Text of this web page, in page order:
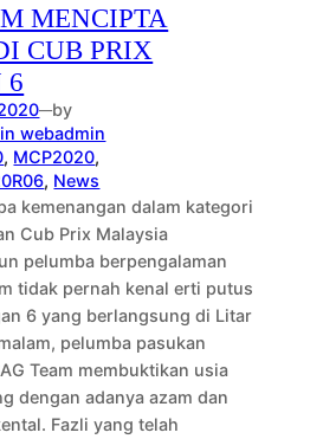
MENCIPTA
CUB PRIX
6
—by
webadmin
, MCP2020
, News
kemenangan dalam kategori
Cub Prix Malaysia
pelumba berpengalaman
tidak pernah kenal erti putus
6 yang berlangsung di Litar
pelumba pasukan
Team membuktikan usia
dengan adanya azam dan
Fazli yang telah